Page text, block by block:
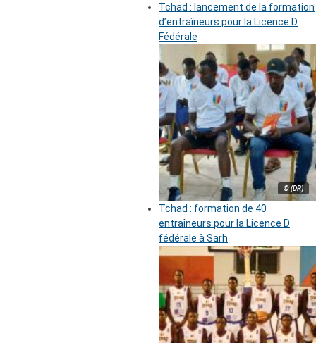
Tchad : lancement de la formation
d’entraîneurs pour la Licence D
Fédérale
© (DR)
Tchad : formation de 40
entraîneurs pour la Licence D
fédérale à Sarh